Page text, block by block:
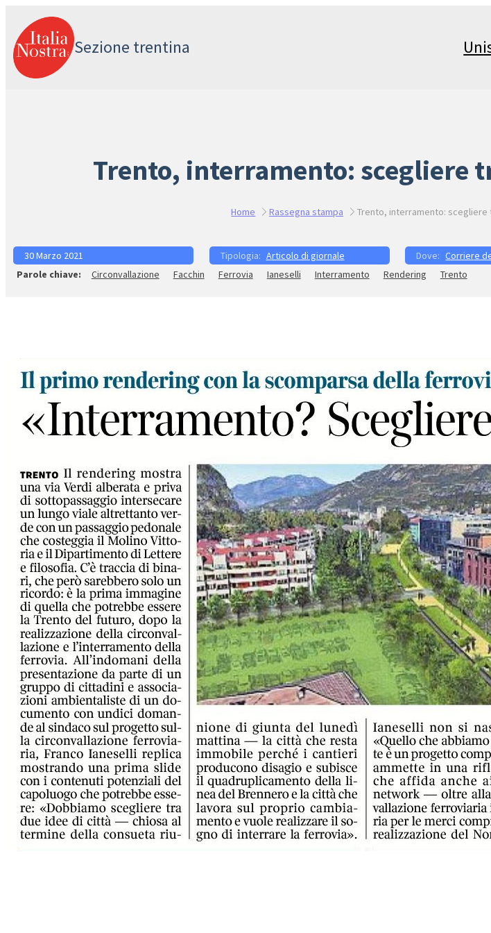
al
contenuto
Sezione trentina
Trento, interramento: scegliere
Home Rassegna stampa Trento, interramento: scegliere
30 Marzo 2021 Articolo di giornale Corriere
Circonvallazione
Facchin Ferrovia Ianeselli Interramento Rendering Trento